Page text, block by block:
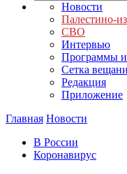
Новости
Палестино-
СВО
Интервью
Программы
Сетка
Редакция
Приложение
Главная Новости
В России
Коронавирус